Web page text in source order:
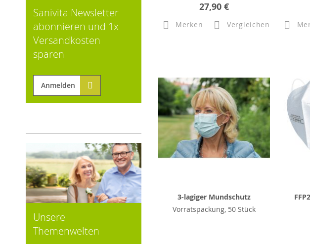
27,90 €
Merken Vergleichen
3-lagiger Mundschutz
Vorratspackung, 50 Stück
Sanivita Newsletter
abonnieren und 1x
Versandkosten
sparen
Anmelden
Unsere
Themenwelten